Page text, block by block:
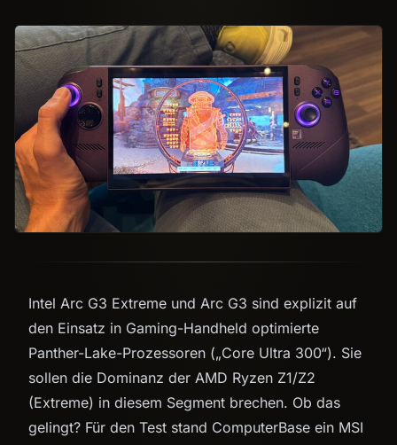
Intel Arc G3 Extreme und Arc G3 sind explizit auf
den Einsatz in Gaming-Handheld optimierte
Panther-Lake-Prozessoren („Core Ultra 300“). Sie
sollen die Dominanz der AMD Ryzen Z1/Z2
(Extreme) in diesem Segment brechen. Ob das
gelingt? Für den Test stand ComputerBase ein MSI